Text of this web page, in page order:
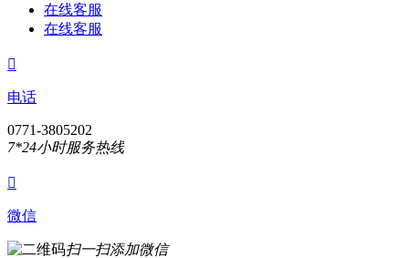
在线客服
在线客服

电话
0771-3805202
7*24小时服务热线

微信
扫一扫添加微信